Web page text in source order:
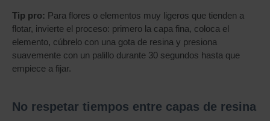
Tip pro: Para flores o elementos muy ligeros que tienden a
flotar, invierte el proceso: primero la capa fina, coloca el
elemento, cúbrelo con una gota de resina y presiona
suavemente con un palillo durante 30 segundos hasta que
empiece a fijar.
No respetar tiempos entre capas de resina